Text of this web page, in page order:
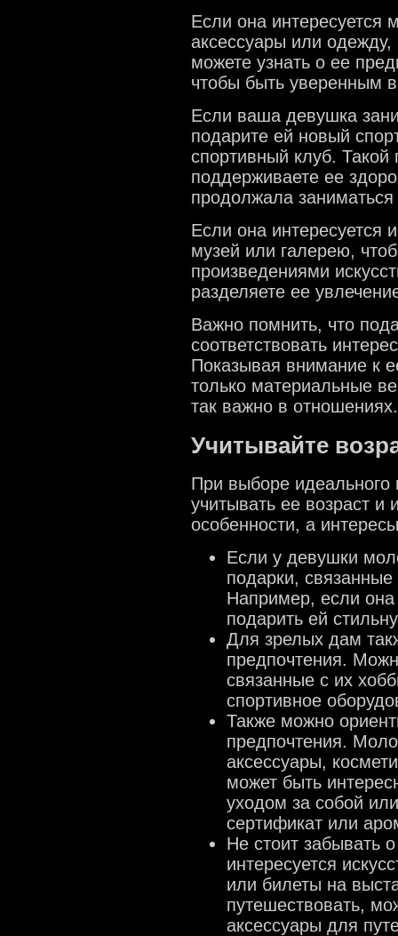
Если она интересуется
аксессуары или одежду,
можете узнать о ее
чтобы быть уверенным
Если ваша девушка
подарите ей новый
спортивный клуб. Такой
поддерживаете ее
продолжала
Если она интересуется
музей или галерею,
произведениями
разделяете ее
Важно помнить, что
соответствовать
Показывая внимание к
только материальные
так важно в отношениях.
Учитывайте
При выборе
учитывать ее возраст
особенности, а
Если у девушки
подарки,
Например, если
подарить ей
Для зрелых дам
предпочтения.
связанные с их
спортивное
Также можно
предпочтения.
аксессуары,
может быть
уходом за собой
сертификат или
Не стоит забывать
интересуется
или билеты на
путешествовать,
аксессуары для